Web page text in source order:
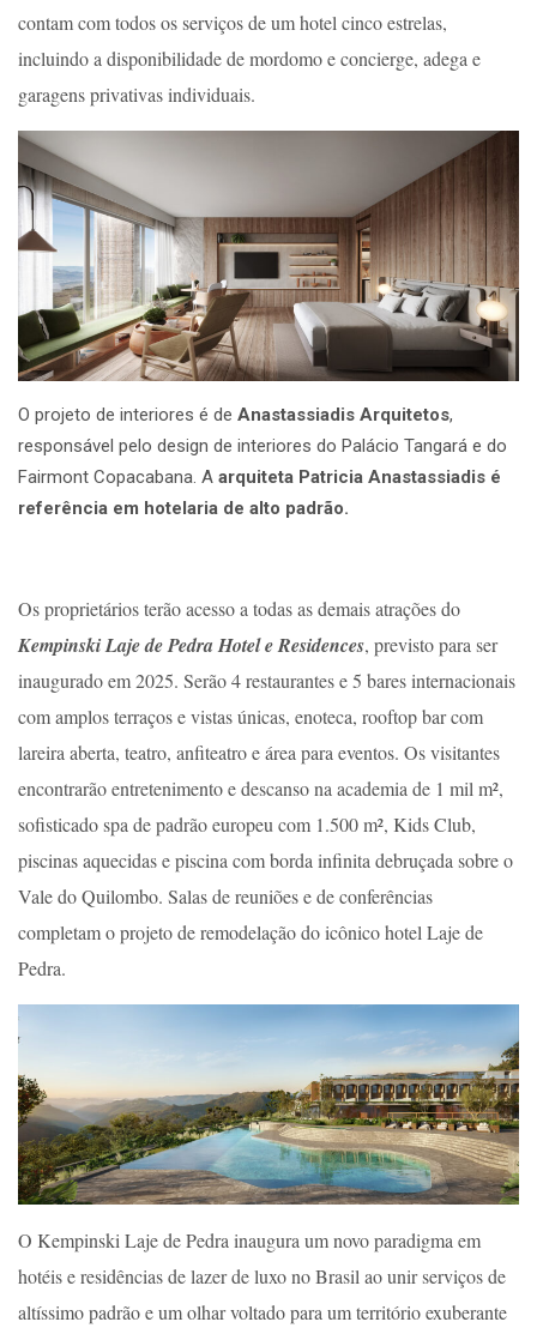
contam com todos os serviços de um hotel cinco estrelas,
incluindo a disponibilidade de mordomo e concierge, adega e
garagens privativas individuais.
O projeto de interiores é de Anastassiadis Arquitetos,
responsável pelo design de interiores do Palácio Tangará e do
Fairmont Copacabana. A arquiteta Patricia Anastassiadis é
referência em hotelaria de alto padrão.
Os proprietários terão acesso a todas as demais atrações do
Kempinski Laje de Pedra Hotel e Residences, previsto para ser
inaugurado em 2025. Serão 4 restaurantes e 5 bares internacionais
com amplos terraços e vistas únicas, enoteca, rooftop bar com
lareira aberta, teatro, anfiteatro e área para eventos. Os visitantes
encontrarão entretenimento e descanso na academia de 1 mil m²,
sofisticado spa de padrão europeu com 1.500 m², Kids Club,
piscinas aquecidas e piscina com borda infinita debruçada sobre o
Vale do Quilombo. Salas de reuniões e de conferências
completam o projeto de remodelação do icônico hotel Laje de
Pedra.
O Kempinski Laje de Pedra inaugura um novo paradigma em
hotéis e residências de lazer de luxo no Brasil ao unir serviços de
altíssimo padrão e um olhar voltado para um território exuberante